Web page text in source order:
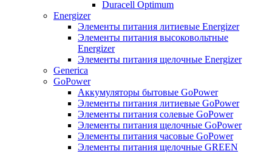
Duracell Optimum
Energizer
Элементы питания литиевые Energizer
Элементы питания высоковольтные
Energizer
Элементы питания щелочные Energizer
Generica
GoPower
Аккумуляторы бытовые GoPower
Элементы питания литиевые GoPower
Элементы питания солевые GoPower
Элементы питания щелочные GoPower
Элементы питания часовые GoPower
Элементы питания щелочные GREEN